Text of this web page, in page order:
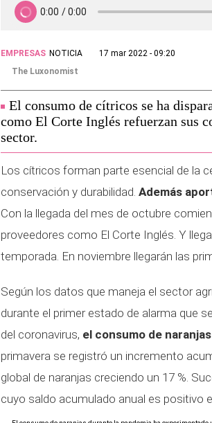
EMPRESAS NOTICIA
17 mar 2022 - 09:20
The Luxonomist
El consumo de cítricos se ha
como El Corte Inglés refuerzan sus
sector.
Los cítricos forman parte esencial de la
conservación y durabilidad. Además
Con la llegada del mes de octubre
proveedores como El Corte Inglés. Y
temporada. En noviembre llegarán las
Según los datos que maneja el sector
durante el primer estado de alarma que
del coronavirus, el consumo de
primavera se registró un incremento
global de naranjas creciendo un 17 %.
cuyo saldo acumulado anual es positivo